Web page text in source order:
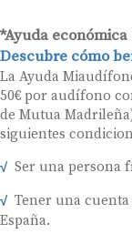
*Ayuda
Descubre cómo
La Ayuda
50€ por audífono
de Mutua
siguientes
Ser una persona
Tener una
España.